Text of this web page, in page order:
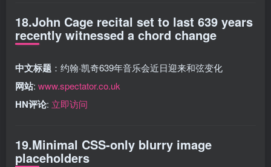
18.John Cage recital set to last 639 years
recently witnessed a chord change
中文标题 ：约翰·凯奇639年音乐会近日迎来和弦变化
网站: www.spectator.co.uk
HN评论: 立即访问
19.Minimal CSS-only blurry image
placeholders